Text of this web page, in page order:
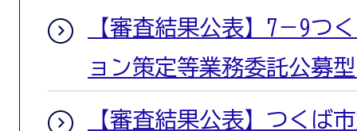
【審査結果公表】7－9つ
ョン策定等業務委託公募
【審査結果公表】つくば